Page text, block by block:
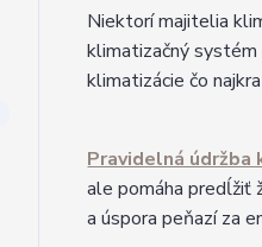
Niektorí majitelia
klimatizačný
klimatizácie čo
Pravidelná
ale pomáha predĺžiť
a úspora peňazí za